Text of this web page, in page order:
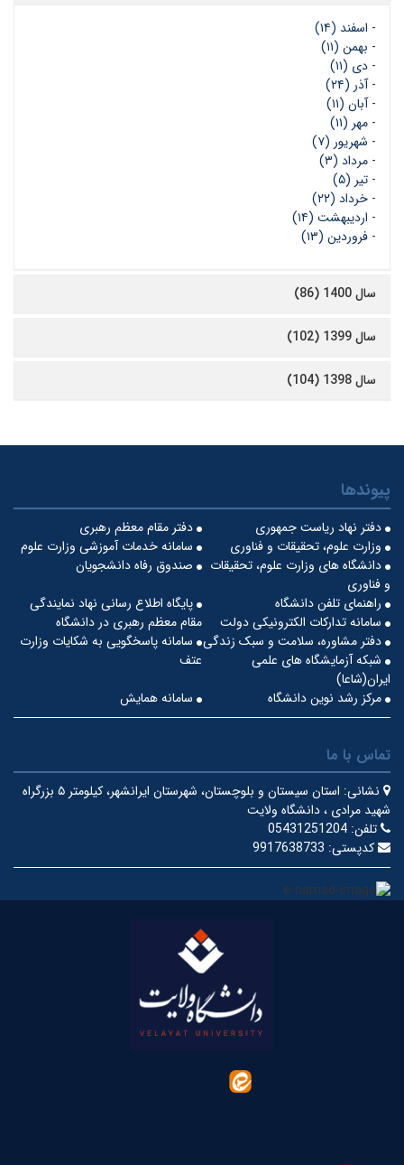
- اسفند (۱۴)
- بهمن (۱۱)
- دی (۱۱)
-آذر (۲۴)
-آبان (۱۱)
- مهر (۱۱)
- شهریور (۷)
- مرداد (۳)
- تیر (۵)
- خرداد (۲۲)
- اردیبهشت (۱۴)
- فروردین (۱۳)
سال 1400 (86)
سال 1399 (102)
سال 1398 (104)
پیوندها
دفتر مقام معظم رهبری
دفتر نهاد ریاست جمهوری
سامانه خدمات آموزشی وزارت علوم
وزارت علوم، تحقیقات و فناوری
صندوق رفاه دانشجویان
دانشگاه های وزارت علوم، تحقیقات
و فناوری
پایگاه اطلاع رسانی نهاد نمایندگی
مقام معظم رهبری در دانشگاه
راهنمای تلفن دانشگاه
سامانه تدارکات الکترونیکی دولت
سامانه پاسخگویی به شکایات وزارت
عتف
دفتر مشاوره، سلامت و سبک زندگی
شبکه آزمایشگاه های علمی
ایران(شاعا)
سامانه همایش
مرکز رشد نوین دانشگاه
تماس با ما
نشانی:
استان سیستان و بلوچستان، شهرستان ایرانشهر، کیلومتر ۵ بزرگراه
شهید مرادی ، دانشگاه ولایت
تلفن: 05431251204
کدپستی: 9917638733